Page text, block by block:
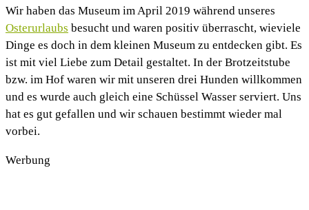
Wir haben das Museum im April 2019 während unseres
Osterurlaubs besucht und waren positiv überrascht, wieviele
Dinge es doch in dem kleinen Museum zu entdecken gibt. Es
ist mit viel Liebe zum Detail gestaltet. In der Brotzeitstube
bzw. im Hof waren wir mit unseren drei Hunden willkommen
und es wurde auch gleich eine Schüssel Wasser serviert. Uns
hat es gut gefallen und wir schauen bestimmt wieder mal
vorbei.
Werbung